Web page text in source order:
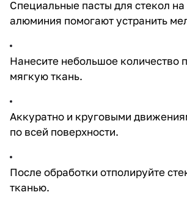
Специальные пасты для стекол
алюминия помогают устранить
Нанесите небольшое количество
мягкую ткань.
Аккуратно и круговыми
по всей поверхности.
После обработки отполируйте
тканью.